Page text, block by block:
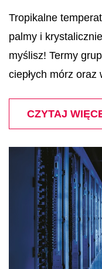
Tropikalne
palmy i
myślisz! Termy
ciepłych mórz
CZYTAJ